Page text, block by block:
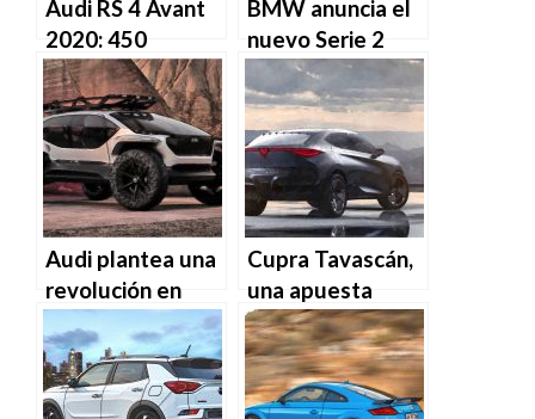
Audi RS 4 Avant
2020: 450
caballos para el
icónico familiar
BMW anuncia el
nuevo Serie 2
Coupé… ¡con 5
puertas!
Audi plantea una
revolución en
2020
Cupra Tavascán,
una apuesta
sostenible Made
In Spain